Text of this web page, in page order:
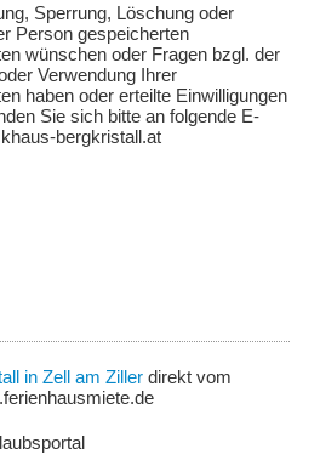
Sperrung, Löschung oder
Person gespeicherten
wünschen oder Fragen bzgl. der
Verwendung Ihrer
haben oder erteilte Einwilligungen
Sie sich bitte an folgende E-
bergkristall.at
in Zell am Zillerdirekt vom